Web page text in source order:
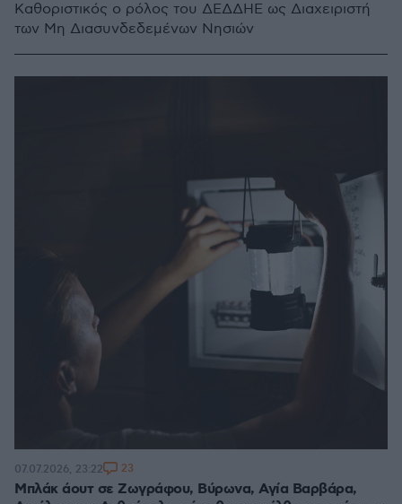
Καθοριστικός ο ρόλος του ΔΕΔΔΗΕ ως Διαχειριστή
των Μη Διασυνδεδεμένων Νησιών
Μπλάκ άουτ σε Ζωγράφου, Βύρωνα, Αγία Βαρβάρα,
07.07.2026, 23:22 23